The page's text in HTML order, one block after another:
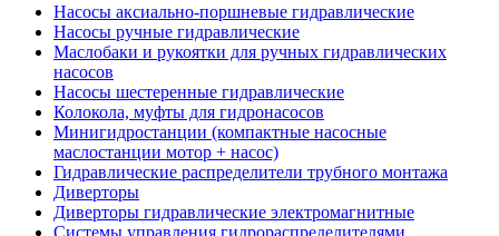
Насосы аксиально-поршневые гидравлические
Насосы ручные гидравлические
Маслобаки и рукоятки для ручных гидравлических
насосов
Насосы шестеренные гидравлические
Колокола, муфты для гидронасосов
Минигидростанции (компактные насосные
маслостанции мотор + насос)
Гидравлические распределители трубного монтажа
Диверторы
Диверторы гидравлические электромагнитные
Системы управления гидрораспределителями